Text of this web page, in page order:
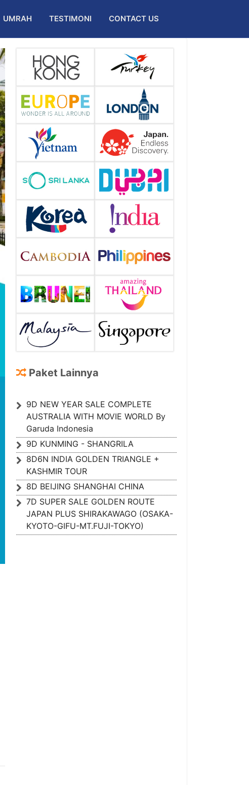
UMRAH TESTIMONI CONTACT US
Paket Lainnya
9D NEW YEAR SALE COMPLETE
AUSTRALIA WITH MOVIE WORLD By
Garuda Indonesia
9D KUNMING - SHANGRILA
8D6N INDIA GOLDEN TRIANGLE +
KASHMIR TOUR
8D BEIJING SHANGHAI CHINA
7D SUPER SALE GOLDEN ROUTE
JAPAN PLUS SHIRAKAWAGO (OSAKA-
KYOTO-GIFU-MT.FUJI-TOKYO)